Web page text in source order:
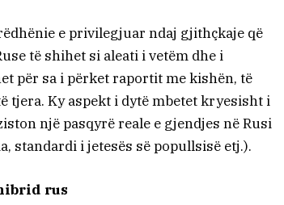
e privilegjuar ndaj gjithçkaje që
të shihet si aleati i vetëm dhe i
për sa i përket raportit me kishën, të
tjera. Ky aspekt i dytë mbetet kryesisht i
një pasqyrë reale e gjendjes në Rusi
standardi i jetesës së popullsisë etj.).
rus